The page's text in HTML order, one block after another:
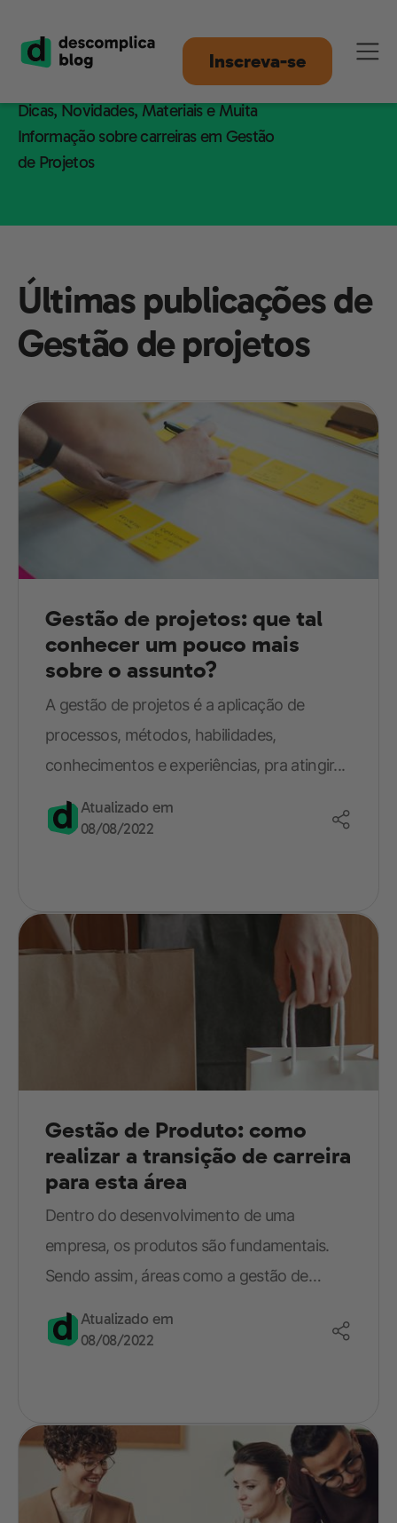
Inscreva-se
Gestão de Projetos
Dicas, Novidades, Materiais e Muita
Informação sobre carreiras em Gestão
de Projetos
Últimas publicações de
Gestão de projetos
Gestão de projetos: que tal
conhecer um pouco mais
sobre o assunto?
A gestão de projetos é a aplicação de
processos, métodos, habilidades,
conhecimentos e experiências, pra atingir...
Atualizado em
08/08/2022
Gestão de Produto: como
realizar a transição de carreira
para esta área
Dentro do desenvolvimento de uma
empresa, os produtos são fundamentais.
Sendo assim, áreas como a gestão de
Atualizado em
08/08/2022
Nome*